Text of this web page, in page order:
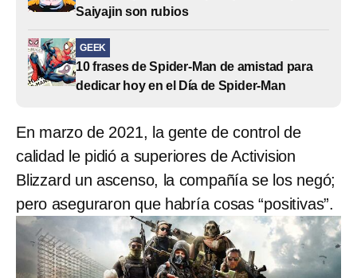
Saiyajin son rubios
GEEK
10 frases de Spider-Man de amistad para
dedicar hoy en el Día de Spider-Man
En marzo de 2021, la gente de control de
calidad le pidió a superiores de Activision
Blizzard un ascenso, la compañía se los negó;
pero aseguraron que habría cosas “positivas”.